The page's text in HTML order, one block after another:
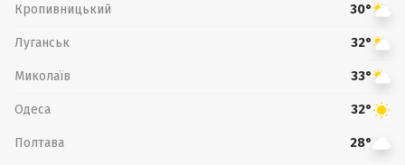
Кропивницький 30°
Луганськ 32°
Миколаїв 33°
Одеса 32°
Полтава 28°